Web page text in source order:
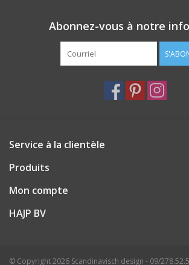
Matériau grès
Dimensions du produit IN L 10,43 W 10,43 H
Abonnez-vous à notre
Service à la clientèle
Produits
Mon compte
HAJP BV
© Copyright 2026 Scandinavisch design - 09/